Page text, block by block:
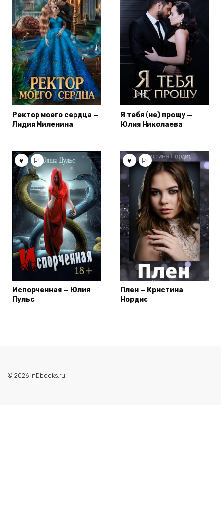
Ректор моего сердца —
Лидия Миленина
Я тебя (не) прощу —
Юлия Николаева
Испорченная — Юлия
Пульс
Плен — Кристина
Нордис
© 2026 inDbooks.ru